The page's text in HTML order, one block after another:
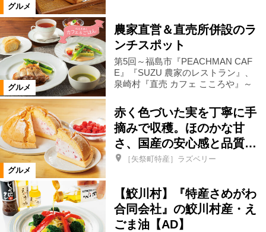
お好み焼き・もんじゃ たこ焼き
肉料理 ステーキ・鉄板焼き
焼肉 しゃぶしゃぶ
ラーメン そば・うどん
パン・ベーカリーレストラン
イタリアン ピザ
グルメ
グルメ
農家直営＆直売所併設のラ
ンチスポット
第5回～福島市『PEACHMAN CAF
E』『SUZU 農家のレストラン』、
泉崎村『直売 カフェ こころや』～
グルメ
赤く色づいた実を丁寧に手
摘みで収穫。ほのかな甘
さ、国産の安心感と品質…
［矢祭町特産］ラズベリー
【鮫川村】『特産さめがわ
合同会社』の鮫川村産・え
ごま油【AD】